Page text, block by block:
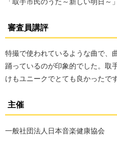
「取手市民のうた～新しい明日～
審査員講評
特撮で使われているような曲で、
踊っているのが印象的でした。取
けもユニークでとても良かったです
主催
一般社団法人日本音楽健康協会